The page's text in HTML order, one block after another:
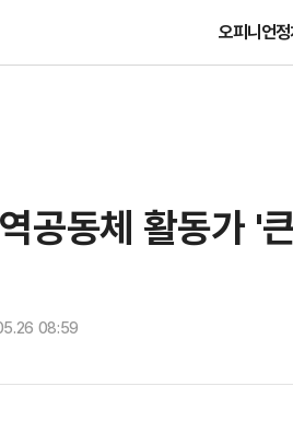
오피니언
공동체 활동가 '
08:59